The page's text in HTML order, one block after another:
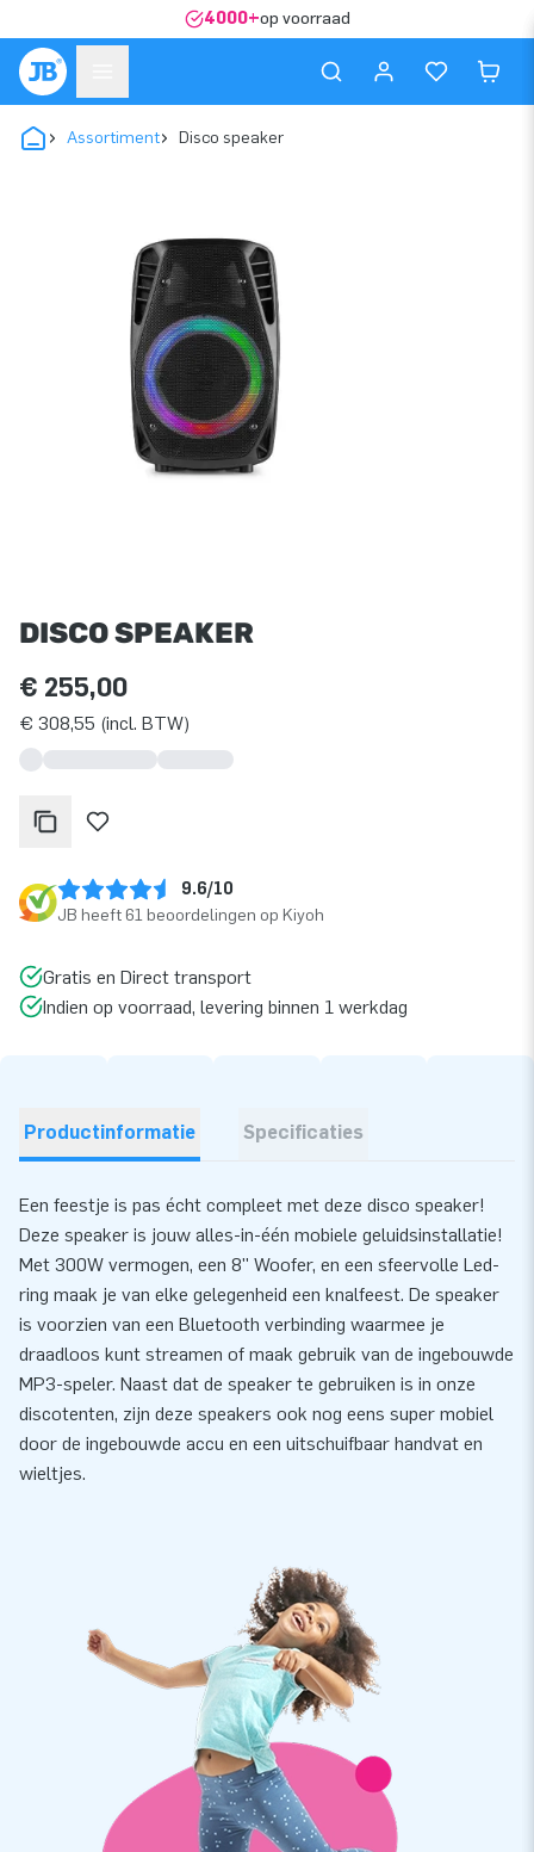
4000+op voorraad
Assortiment Disco speaker
DISCO SPEAKER
€ 255,00
€ 308,55 (incl. BTW)
9.6/10
JB heeft 61 beoordelingen op Kiyoh
Gratis en Direct transport
Indien op voorraad, levering binnen 1 werkdag
Productinformatie Specificaties
Een feestje is pas écht compleet met deze disco speaker!
Deze speaker is jouw alles-in-één mobiele geluidsinstallatie!
Met 300W vermogen, een 8'' Woofer, en een sfeervolle Led-
ring maak je van elke gelegenheid een knalfeest. De speaker
is voorzien van een Bluetooth verbinding waarmee je
draadloos kunt streamen of maak gebruik van de ingebouwde
MP3-speler. Naast dat de speaker te gebruiken is in onze
discotenten, zijn deze speakers ook nog eens super mobiel
door de ingebouwde accu en een uitschuifbaar handvat en
wieltjes.